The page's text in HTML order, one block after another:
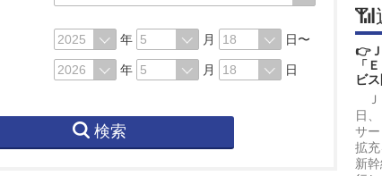
年 月
日〜
年
月 日
検索
📶
👉
「
ビ
Ｊ
日
サ
拡
新